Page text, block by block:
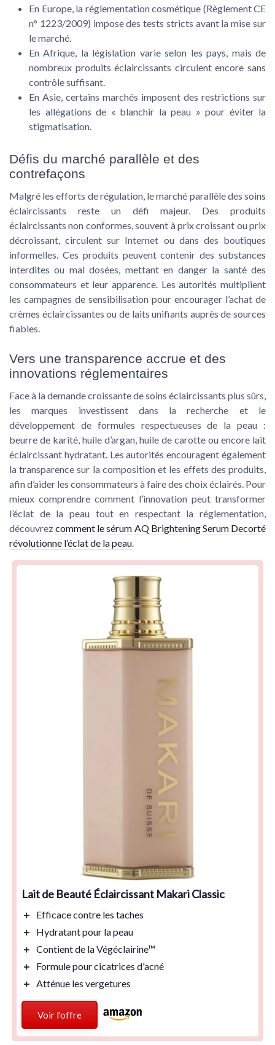
En Europe, la réglementation cosmétique (Règlement CE
n° 1223/2009) impose des tests stricts avant la mise sur
le marché.
En Afrique, la législation varie selon les pays, mais de
nombreux produits éclaircissants circulent encore sans
contrôle suffisant.
En Asie, certains marchés imposent des restrictions sur
les allégations de « blanchir la peau » pour éviter la
stigmatisation.
Défis du marché parallèle et des
contrefaçons
Malgré les efforts de régulation, le marché parallèle des soins
éclaircissants reste un défi majeur. Des produits
éclaircissants non conformes, souvent àprix croissant ouprix
décroissant, circulent sur Internet ou dans des boutiques
informelles. Ces produits peuvent contenir des substances
interdites ou mal dosées, mettant en danger la santé des
consommateurs et leur apparence. Les autorités multiplient
les campagnes de sensibilisation pour encourager l’achat de
crèmes éclaircissantes ou de laits unifiants auprès de sources
fiables.
Vers une transparence accrue et des
innovations réglementaires
Face à la demande croissante desoins éclaircissants plus sûrs,
les marques investissent dans la recherche et le
développement de formules respectueuses de lapeau :
beurre de karité huile d’argan huile de carotte ou encore lait
éclaircissant hydratant. Les autorités encouragent également
la transparence sur la composition et les effets des produits,
afin d’aider les consommateurs à faire des choix éclairés. Pour
mieux comprendre comment l’innovation peut transformer
l’éclat de la peau tout en respectant la réglementation,
découvrezcomment le sérum AQ Brightening Serum Decorté
révolutionne l’éclat de la peau
Lait de Beauté Éclaircissant Makari Classic
＋ Efficace contre les taches
＋
Hydratantpour la peau
＋ Contient de laVégéclairine™
＋
Formule pourcicatrices d'acné
＋ Atténue les vergetures
Voir l'offre